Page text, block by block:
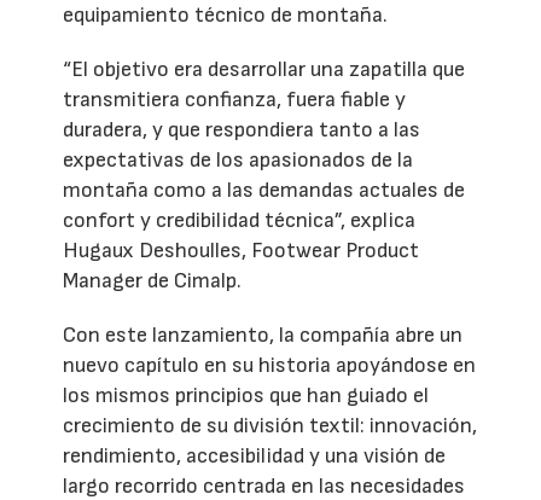
equipamiento técnico de montaña.
“El objetivo era desarrollar una zapatilla que
transmitiera confianza, fuera fiable y
duradera, y que respondiera tanto a las
expectativas de los apasionados de la
montaña como a las demandas actuales de
confort y credibilidad técnica”, explica
Hugaux Deshoulles, Footwear Product
Manager de Cimalp.
Con este lanzamiento, la compañía abre un
nuevo capítulo en su historia apoyándose en
los mismos principios que han guiado el
crecimiento de su división textil: innovación,
rendimiento, accesibilidad y una visión de
largo recorrido centrada en las necesidades